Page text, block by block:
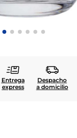
Entrega
express
Despacho
a domicilio